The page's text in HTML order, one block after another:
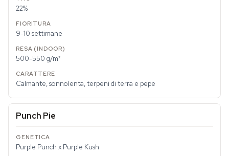
22%
9-10 settimane
500-550 g/m²
Calmante, sonnolenta, terpeni di terra e pepe
Punch Pie
Purple Punch x Purple Kush